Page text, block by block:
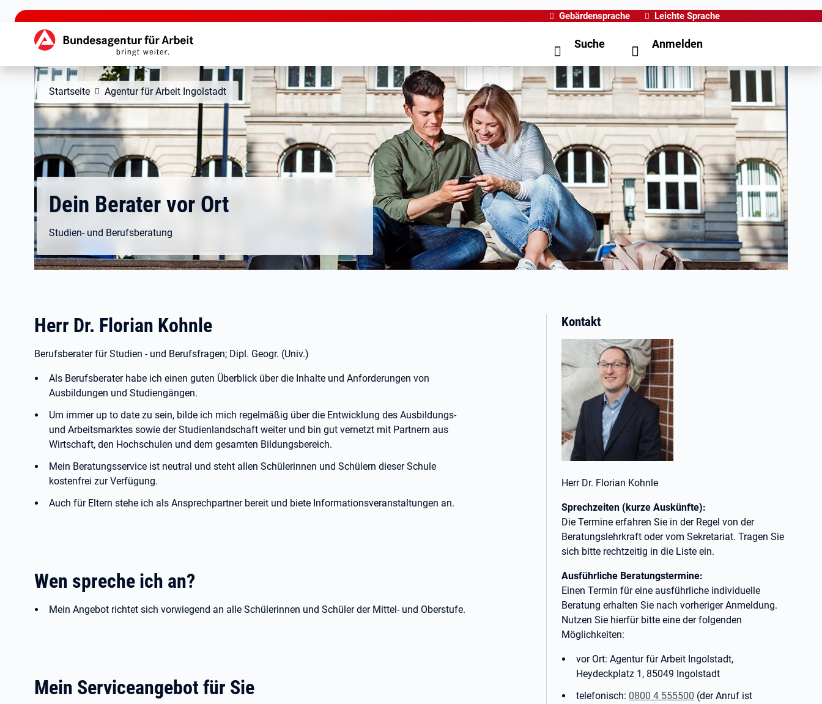
zu den Hauptinhalten springen
Gebärdensprache Leichte Sprache
Hauptnavigation Suche Anmelden
Startseite Agentur für Arbeit Ingolstadt
Dein Berater vor Ort
Studien- und Berufsberatung
Herr Dr. Florian Kohnle
Berufsberater für Studien - und Berufsfragen; Dipl. Geogr. (Univ.)
Als Berufsberater habe ich einen guten Überblick über die Inhalte und Anforderungen von
Ausbildungen und Studiengängen.
Um immer up to date zu sein, bilde ich mich regelmäßig über die Entwicklung des Ausbildungs-
und Arbeitsmarktes sowie der Studienlandschaft weiter und bin gut vernetzt mit Partnern aus
Wirtschaft, den Hochschulen und dem gesamten Bildungsbereich.
Mein Beratungsservice ist neutral und steht allen Schülerinnen und Schülern dieser Schule
kostenfrei zur Verfügung.
Auch für Eltern stehe ich als Ansprechpartner bereit und biete Informationsveranstaltungen an.
Wen spreche ich an?
Mein Angebot richtet sich vorwiegend an alle Schülerinnen und Schüler der Mittel- und Oberstufe.
Mein Serviceangebot für Sie
Kontakt
Herr Dr. Florian Kohnle
Sprechzeiten (kurze Auskünfte):
Die Termine erfahren Sie in der Regel von der
Beratungslehrkraft oder vom Sekretariat. Tragen Sie
sich bitte rechtzeitig in die Liste ein.
Ausführliche Beratungstermine:
Einen Termin für eine ausführliche individuelle
Beratung erhalten Sie nach vorheriger Anmeldung.
Nutzen Sie hierfür bitte eine der folgenden
Möglichkeiten:
vor Ort: Agentur für Arbeit Ingolstadt,
Heydeckplatz 1, 85049 Ingolstadt
telefonisch: 0800 4 555500 (der Anruf ist